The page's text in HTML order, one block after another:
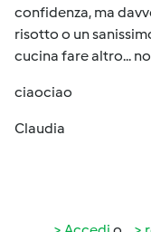
confidenza, ma
risotto o un
cucina fare altro...
ciaociao
Claudia